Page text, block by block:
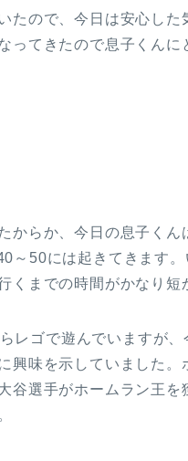
たので、今日は安心し
ってきたので息子くんに
からか、今日の息子く
～50には起きてきます。
くまでの時間がかなり短
レゴで遊んでいますが
興味を示していました。
谷選手がホームラン王